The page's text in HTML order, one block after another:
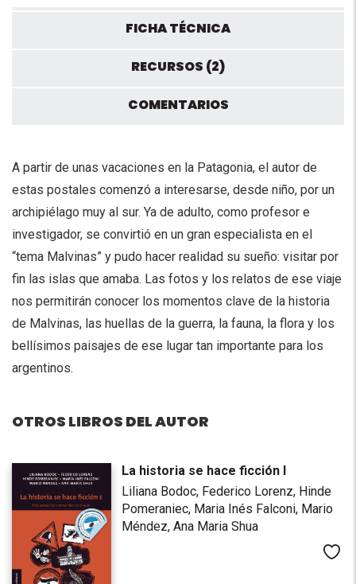
FICHA TÉCNICA
RECURSOS (2)
COMENTARIOS
A partir de unas vacaciones en la Patagonia, el autor de
estas postales comenzó a interesarse, desde niño, por un
archipiélago muy al sur. Ya de adulto, como profesor e
investigador, se convirtió en un gran especialista en el
“tema Malvinas” y pudo hacer realidad su sueño: visitar por
fin las islas que amaba. Las fotos y los relatos de ese viaje
nos permitirán conocer los momentos clave de la historia
de Malvinas, las huellas de la guerra, la fauna, la flora y los
bellísimos paisajes de ese lugar tan importante para los
argentinos.
OTROS LIBROS DEL AUTOR
La historia se hace ficción I
Liliana Bodoc, Federico Lorenz, Hinde
Pomeraniec, Maria Inés Falconi, Mario
Méndez, Ana Maria Shua